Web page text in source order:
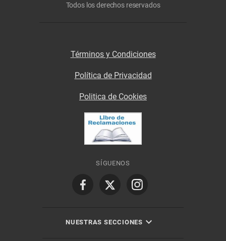
Todos los derechos reservados
Términos y Condiciones
Política de Privacidad
Politica de Cookies
SÍGUENOS
NUESTRAS SECCIONES